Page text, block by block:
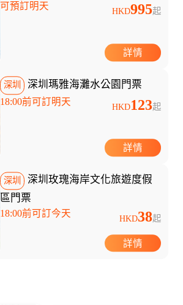
可預訂明天 HKD995起
詳情
深圳 深圳瑪雅海灘水公園門票
18:00前可訂明天 HKD123起
詳情
深圳
深圳玫瑰海岸文化旅遊度假
區門票
18:00前可訂今天 HKD38起
詳情